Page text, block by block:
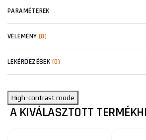
PARAMÉTEREK
VÉLEMÉNY (0)
LEKÉRDEZÉSEK (0)
High-contrast mode
A KIVÁLASZTOTT